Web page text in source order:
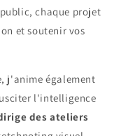
chaque projet
et soutenir vos
j'anime également
l'intelligence
des ateliers